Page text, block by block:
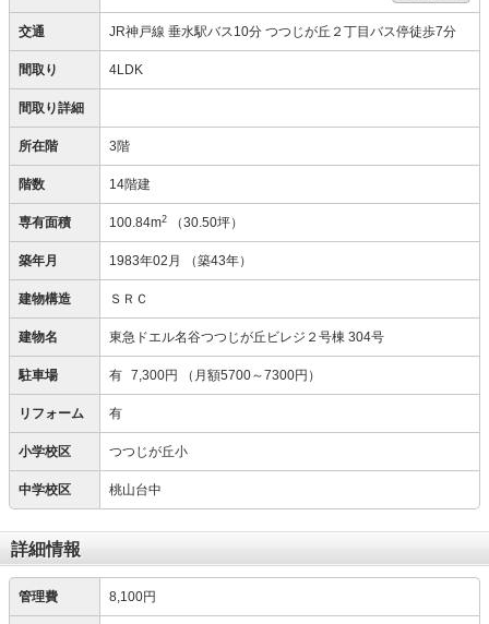
交通 JR神戸線 垂水駅バス10分 つつじが丘２丁目バス停徒歩7分
間取り 4LDK
間取り詳細
所在階 3階
階数 14階建
専有面積 100.84m2 （30.50坪）
築年月 1983年02月 （築43年）
建物構造 ＳＲＣ
建物名 東急ドエル名谷つつじが丘ビレジ２号棟 304号
駐車場 有 7,300円 （月額5700～7300円）
リフォーム 有
小学校区 つつじが丘小
中学校区 桃山台中
詳細情報
管理費 8,100円